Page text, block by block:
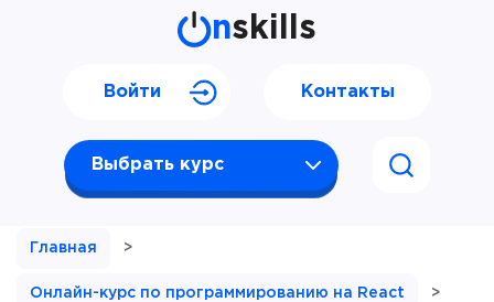
nskills
Выбрать курс
Войти Контакты
Главная >
Онлайн-курс по программированию на React >